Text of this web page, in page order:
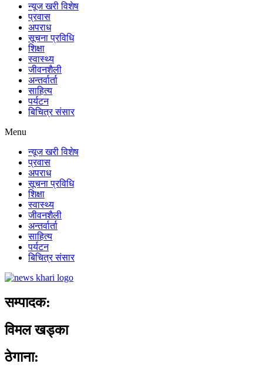
न्यूज खरी विशेष
प्रवास
अपराध
सूचना प्रविधि
शिक्षा
स्वास्थ्य
जीवनशैली
अन्तर्वार्ता
साहित्य
पर्यटन
बिचित्र संसार
Menu
न्यूज खरी विशेष
प्रवास
अपराध
सूचना प्रविधि
शिक्षा
स्वास्थ्य
जीवनशैली
अन्तर्वार्ता
साहित्य
पर्यटन
बिचित्र संसार
सम्पादक:
विमल खड्का
ठेगाना: